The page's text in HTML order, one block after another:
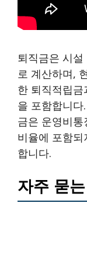
퇴직금은 시
로 계산하며,
한 퇴직적립
을 포함합니
금은 운영비
비율에 포함
합니다.
자주 묻